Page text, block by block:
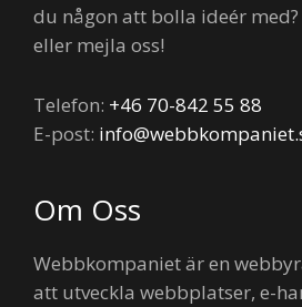
du någon att bolla ideér
eller mejla oss!
Telefon: +46 70-842 55 88
E-post:
Om Oss
Webbkompaniet är en
att utveckla webbplatser, e-